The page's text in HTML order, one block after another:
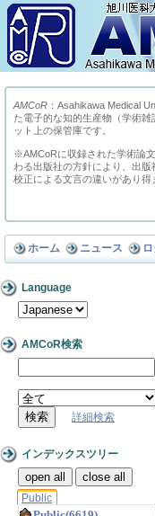
AMCoR ：Asahikawa Medical
た電子的な知的生産物（学術
ット上の保管庫です。
※AMCoRに収録された学術論
わる出版社の方針により、出
校正による文言の違いがあり得
ホーム ニュース
Language
AMCoR検索
詳細検索
インデックスツリー
open all close all
Public